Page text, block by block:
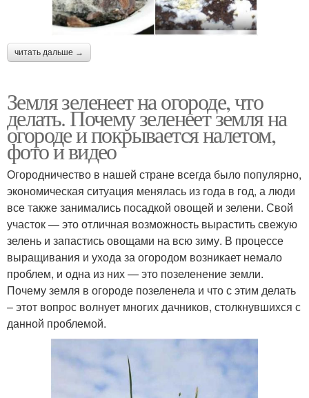
читать дальше →
Земля зеленеет на огороде, что
делать. Почему зеленеет земля на
огороде и покрывается налетом,
фото и видео
Огородничество в нашей стране всегда было популярно,
экономическая ситуация менялась из года в год, а люди
все также занимались посадкой овощей и зелени. Свой
участок — это отличная возможность вырастить свежую
зелень и запастись овощами на всю зиму. В процессе
выращивания и ухода за огородом возникает немало
проблем, и одна из них — это позеленение земли.
Почему земля в огороде позеленела и что с этим делать
– этот вопрос волнует многих дачников, столкнувшихся с
данной проблемой.